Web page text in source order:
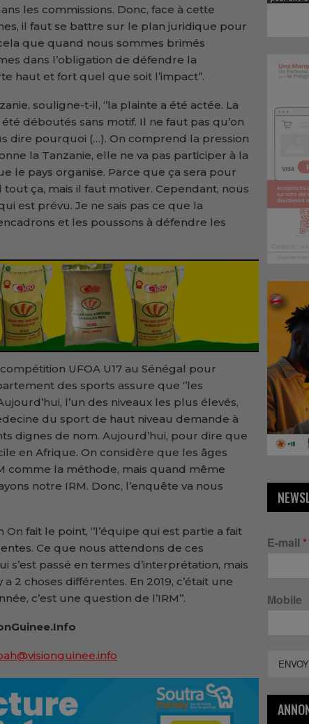
les commissions. Donc, face à cette
il faut se battre sur le plan juridique pour
que quand nous sommes brimés
dans l’obligation de défendre la
haut et fort quel que soit l’impact’’.
souligne-t-il, ‘’la plainte a été actée. La
déboutés sans motif. Il ne faut pas qu’on
dire pourquoi (…). On comprend la pression
la Tanzanie, elle ne va pas participer à la
le pays organise. Parce que ça sera pour
ça, mais il faut motiver. Cependant, nous
est prévu. Je ne sais pas ce que la
et les poussons à défendre les
UFOA U17 au Sénégal pour
des sports assure que ‘’les
l’un des niveaux les plus élevés,
du sport de haut niveau demande à
dignes de nom. Aujourd’hui, pour dire que
en Afrique. On considère que les âges
comme la méthode, mais quand même
notre IRM. Donc, l’enquête va nous
On fait le point, ‘’l’équipe qui est partie a fait
Ce que nous attendons de ces
s’est passé en termes d’interprétation, mais
2 choses différentes. En 2019, c’était une
c’est une question de l’IRM’’.
E-mail *
Mobile